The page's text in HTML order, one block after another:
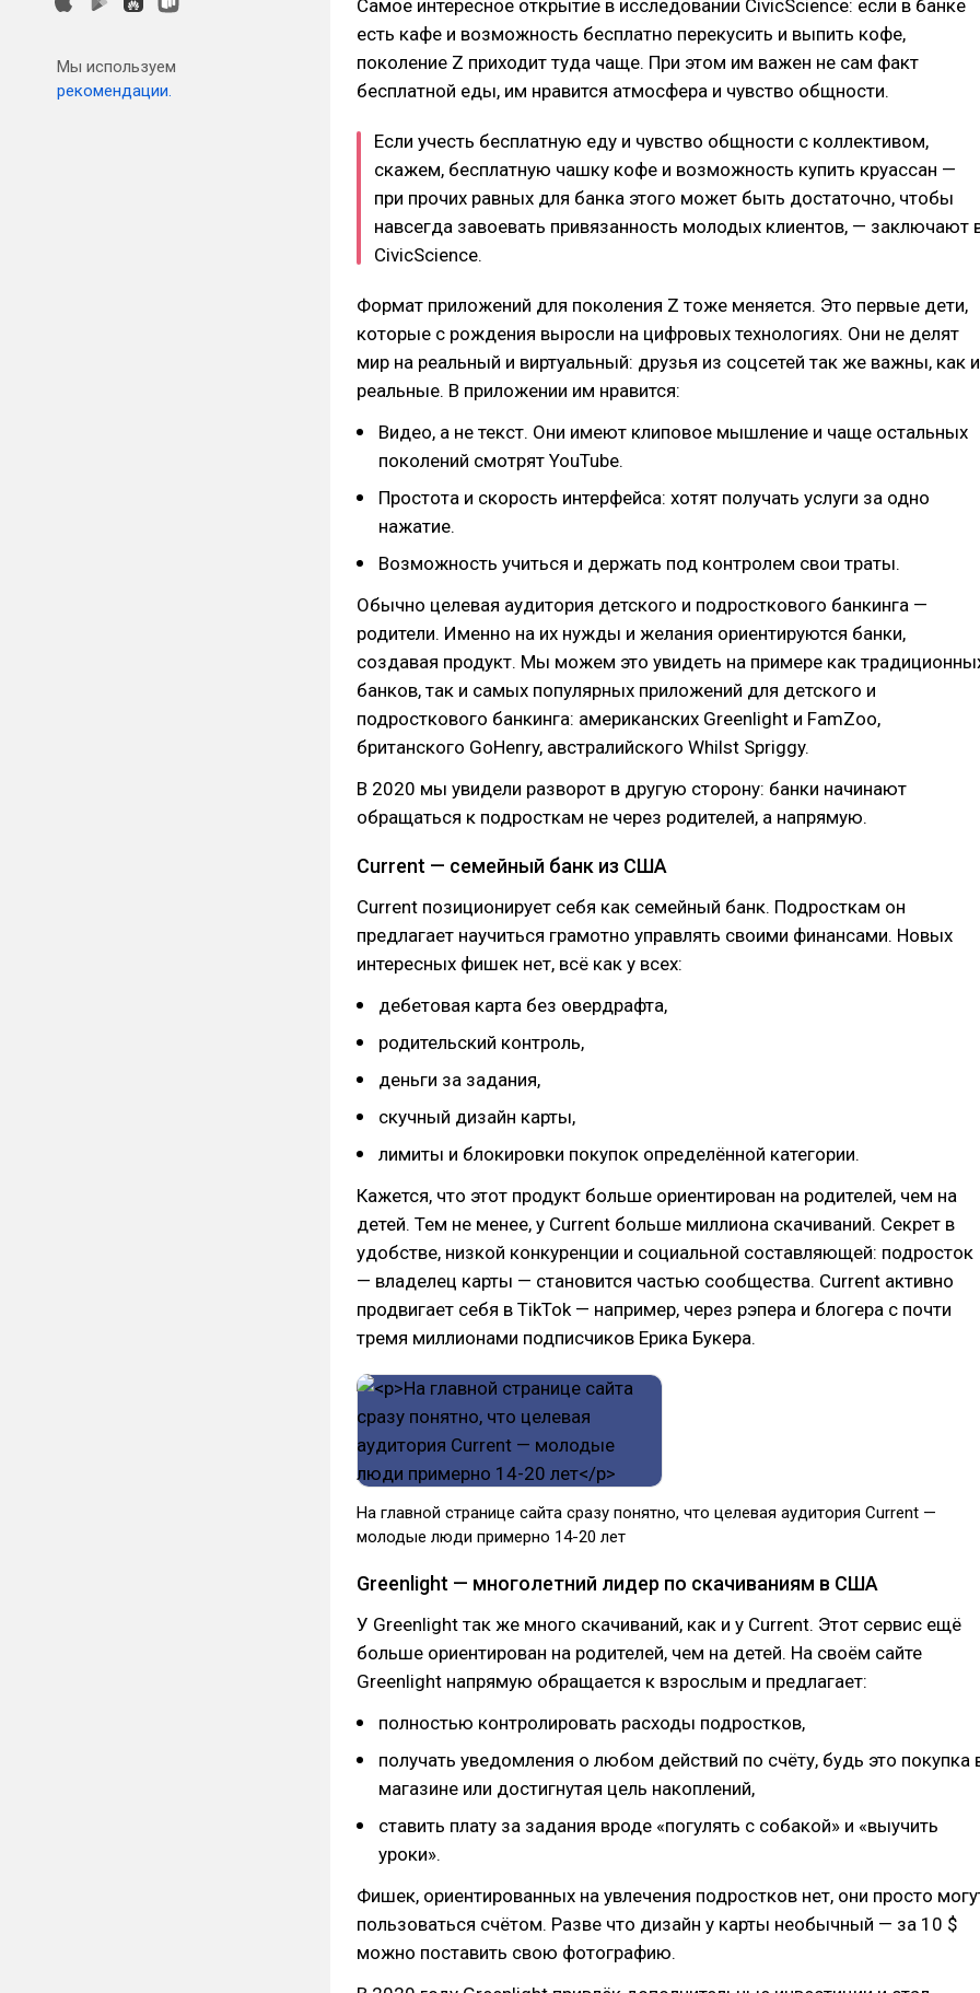
Мы используем
рекомендации.
Самое интересное открытие в исследовании СivicScience: если в банке
есть кафе и возможность бесплатно перекусить и выпить кофе,
поколение Z приходит туда чаще. При этом им важен не сам факт
бесплатной еды, им нравится атмосфера и чувство общности.
Если учесть бесплатную еду и чувство общности с коллективом,
скажем, бесплатную чашку кофе и возможность купить круассан —
при прочих равных для банка этого может быть достаточно, чтобы
навсегда завоевать привязанность молодых клиентов, — заключают
CivicScience.
Формат приложений для поколения Z тоже меняется. Это первые дети,
которые с рождения выросли на цифровых технологиях. Они не делят
мир на реальный и виртуальный: друзья из соцсетей так же важны, как и
реальные. В приложении им нравится:
Видео, а не текст. Они имеют клиповое мышление и чаще остальных
поколений смотрят YouTube.
Простота и скорость интерфейса: хотят получать услуги за одно
нажатие.
Возможность учиться и держать под контролем свои траты.
Обычно целевая аудитория детского и подросткового банкинга —
родители. Именно на их нужды и желания ориентируются банки,
создавая продукт. Мы можем это увидеть на примере как
банков, так и самых популярных приложений для детского и
подросткового банкинга: американских Greenlight и FamZoo,
британского GoHenry, австралийского Whilst Spriggy.
В 2020 мы увидели разворот в другую сторону: банки начинают
обращаться к подросткам не через родителей, а напрямую.
Current — семейный банк из США
Current позиционирует себя как семейный банк. Подросткам он
предлагает научиться грамотно управлять своими финансами. Новых
интересных фишек нет, всë как у всех:
дебетовая карта без овердрафта,
родительский контроль,
деньги за задания,
скучный дизайн карты,
лимиты и блокировки покупок определённой категории.
Кажется, что этот продукт больше ориентирован на родителей, чем на
детей. Тем не менее, у Current больше миллиона скачиваний. Секрет в
удобстве, низкой конкуренции и социальной составляющей: подросток
— владелец карты — становится частью сообщества. Current активно
продвигает себя в TikTok — например, через рэпера и блогера с почти
тремя миллионами подписчиков Ерика Букера.
На главной странице сайта сразу понятно, что целевая аудитория Current —
молодые люди примерно 14-20 лет
Greenlight — многолетний лидер по скачиваниям в США
У Greenlight так же много скачиваний, как и у Current. Этот сервис ещё
больше ориентирован на родителей, чем на детей. На своëм сайте
Greenlight напрямую обращается к взрослым и предлагает:
полностью контролировать расходы подростков,
получать уведомления о любом действий по счëту, будь это покупка
магазине или достигнутая цель накоплений,
ставить плату за задания вроде «погулять с собакой» и «выучить
уроки».
Фишек, ориентированных на увлечения подростков нет, они просто
пользоваться счëтом. Разве что дизайн у карты необычный — за 10 $
можно поставить свою фотографию.